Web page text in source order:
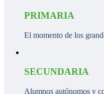
PRIMARIA
El momento de los
SECUNDARIA
Alumnos autónomos y